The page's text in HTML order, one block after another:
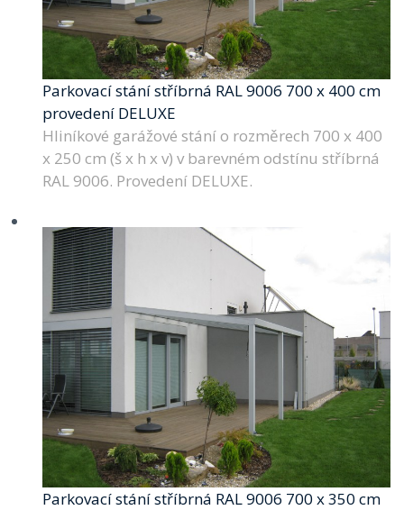
Parkovací stání stříbrná RAL 9006 700 x 400 cm
provedení DELUXE
Hliníkové garážové stání o rozměrech 700 x 400
x 250 cm (š x h x v) v barevném odstínu stříbrná
RAL 9006. Provedení DELUXE.
Parkovací stání stříbrná RAL 9006 700 x 350 cm